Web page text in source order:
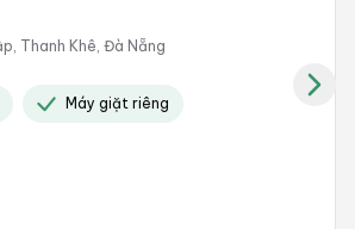
Thanh Khê, Đà Nẵng
Máy giặt riêng